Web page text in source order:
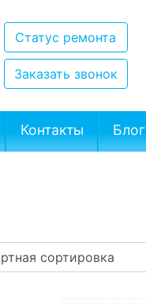
Статус ремонта
Заказать звонок
Контакты Блог